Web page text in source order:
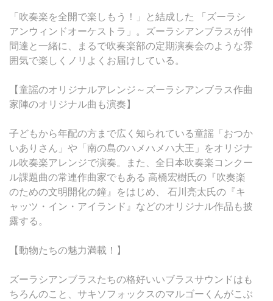
「吹奏楽を全開で楽しもう！」と結成した 「ズーラシ
アンウィンドオーケストラ」。ズーラシアンブラスが仲
間達と一緒に、まるで吹奏楽部の定期演奏会のような雰
囲気で楽しくノリよくお届けしている。
【童謡のオリジナルアレンジ～ズーラシアンブラス作曲
家陣のオリジナル曲も演奏】
子どもから年配の方まで広く知られている童謡「おつか
いありさん」や「南の島のハメハメハ大王」をオリジナ
ル吹奏楽アレンジで演奏。また、全日本吹奏楽コンクー
ル課題曲の常連作曲家でもある 高橋宏樹氏の『吹奏楽
のための文明開化の鐘』をはじめ、 石川亮太氏の『キ
ャッツ・イン・アイランド』などのオリジナル作品も披
露する。
【動物たちの魅力満載！】
ズーラシアンブラスたちの格好いいブラスサウンドはも
ちろんのこと、サキソフォックスのマルゴーくんがこぶ